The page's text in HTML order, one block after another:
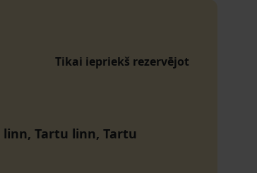
Tikai iepriekš rezervējot
Tartu linn, Tartu